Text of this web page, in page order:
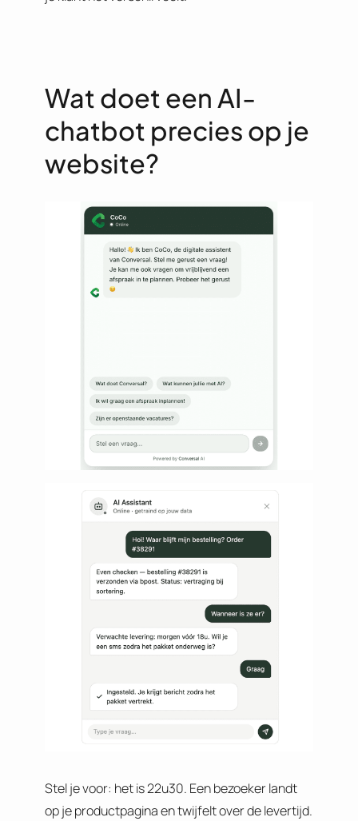
Wat doet een AI-
chatbot precies op je
website?
Stel je voor: het is 22u30. Een bezoeker landt
op je productpagina en twijfelt over de levertijd.